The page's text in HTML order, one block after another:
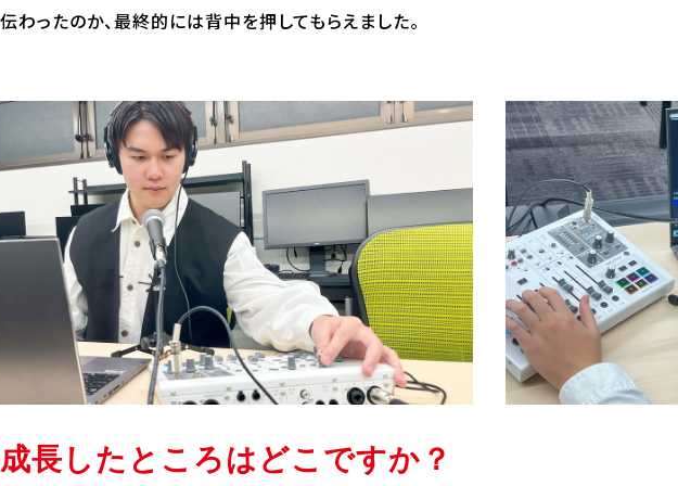
わったのか、最終的には背中を押してもらえました。
長したところはどこですか？